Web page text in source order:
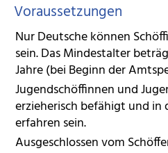
Voraussetzungen
Nur Deutsche können
sein. Das Mindestalter
Jahre (bei Beginn der
Jugendschöffinnen und
erzieherisch befähigt und in
erfahren sein.
Ausgeschlossen vom